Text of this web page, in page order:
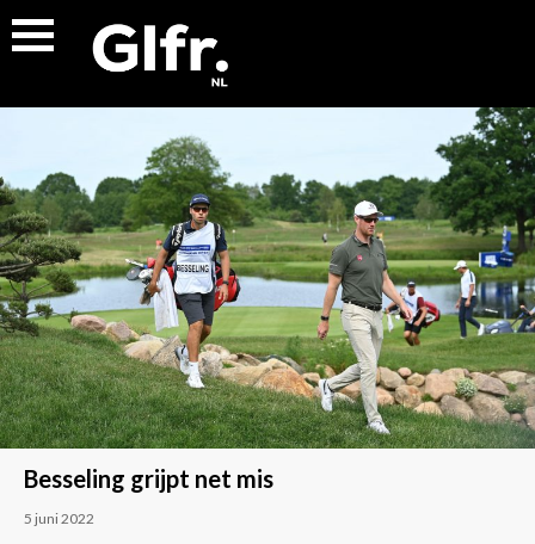
Besseling grijpt net mis
5 juni 2022